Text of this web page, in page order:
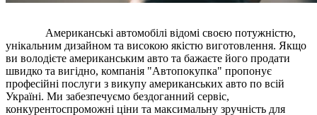
Американські автомобілі відомі своєю потужністю,
унікальним дизайном та високою якістю виготовлення. Якщо
ви володієте американським авто та бажаєте його продати
швидко та вигідно, компанія "Автопокупка" пропонує
професійні послуги з викупу американських авто по всій
Україні. Ми забезпечуємо бездоганний сервіс,
конкурентоспроможні ціни та максимальну зручність для